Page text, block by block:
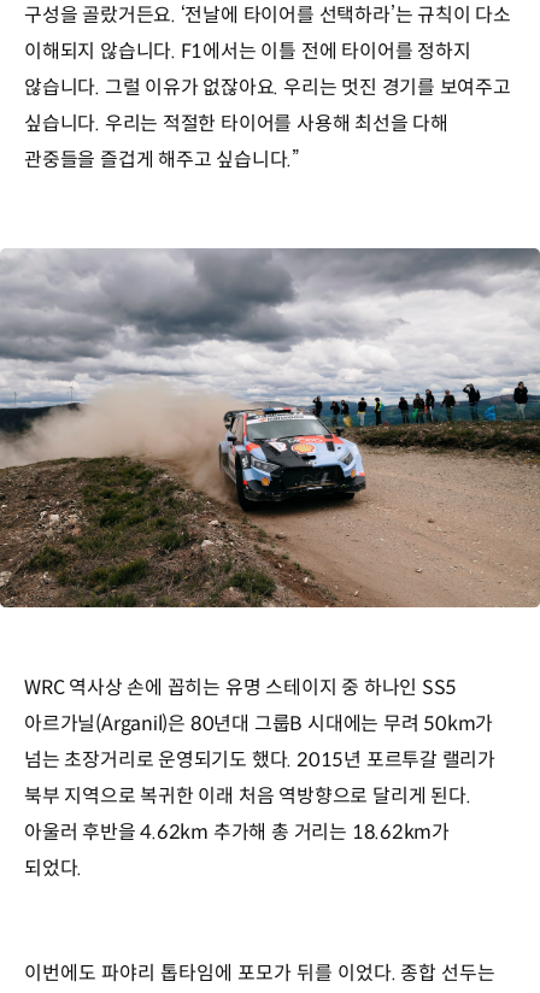
구성을 골랐거든요. ‘전날에 타이어를 선택하라’는 규칙이 다소
이해되지 않습니다. F1에서는 이틀 전에 타이어를 정하지
않습니다. 그럴 이유가 없잖아요. 우리는 멋진 경기를 보여주고
싶습니다. 우리는 적절한 타이어를 사용해 최선을 다해
관중들을 즐겁게 해주고 싶습니다.”
WRC 역사상 손에 꼽히는 유명 스테이지 중 하나인 SS5
아르가닐(Arganil)은 80년대 그룹B 시대에는 무려 50km가
넘는 초장거리로 운영되기도 했다. 2015년 포르투갈 랠리가
북부 지역으로 복귀한 이래 처음 역방향으로 달리게 된다.
아울러 후반을 4.62km 추가해 총 거리는 18.62km가
되었다.
이번에도 파야리 톱타임에 포모가 뒤를 이었다. 종합 선두는